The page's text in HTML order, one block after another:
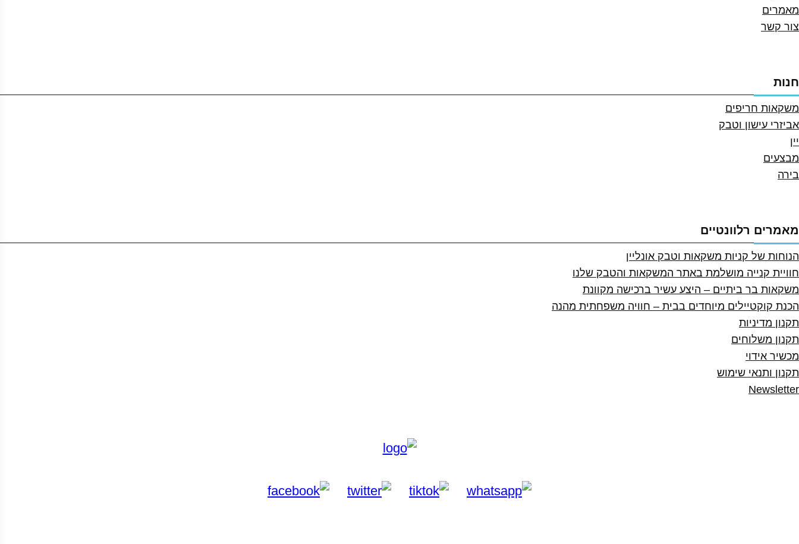
מאמרים
צור קשר
חנות
משקאות חריפים
אביזרי עישון וטבק
יין
מבצעים
בירה
מאמרים רלוונטיים
הנוחות של קניות משקאות וטבק אונליין
חוויית קנייה מושלמת באתר המשקאות והטבק שלנו
משקאות בר ביתיים – היצע עשיר ברכישה מקוונת
הכנת קוקטיילים מיוחדים בבית – חוויה משפחתית מהנה
תקנון מדיניות
תקנון משלוחים
מכשיר אידוי
תקנון ותנאי שימוש
Newsletter